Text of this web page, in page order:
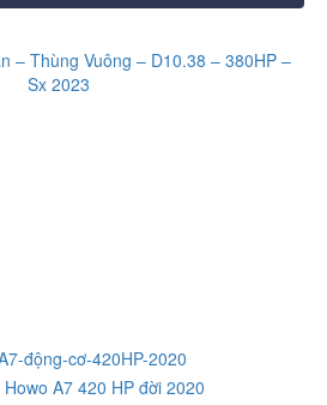
– Thùng Vuông – D10.38 – 380HP –
Sx 2023
A7 420 HP đời 2020